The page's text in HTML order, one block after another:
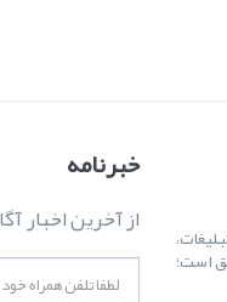
تبلیغات،
است؛
خبرنامه
از آخرین اخبار